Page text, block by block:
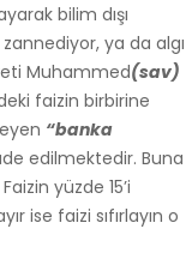
bilim dışı
ya da algı
Muhammed(sav)
faizin birbirine
“banka
edilmektedir. Buna
yüzde 15’i
ise faizi sıfırlayın o